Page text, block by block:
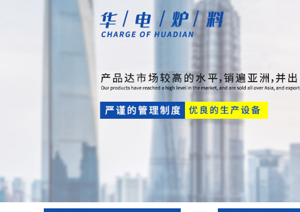
轻质保温浇注料
轻质耐火浇注料
胶泥
耐火砖
珍珠岩轻质保温砖
硅酸铝纤维板